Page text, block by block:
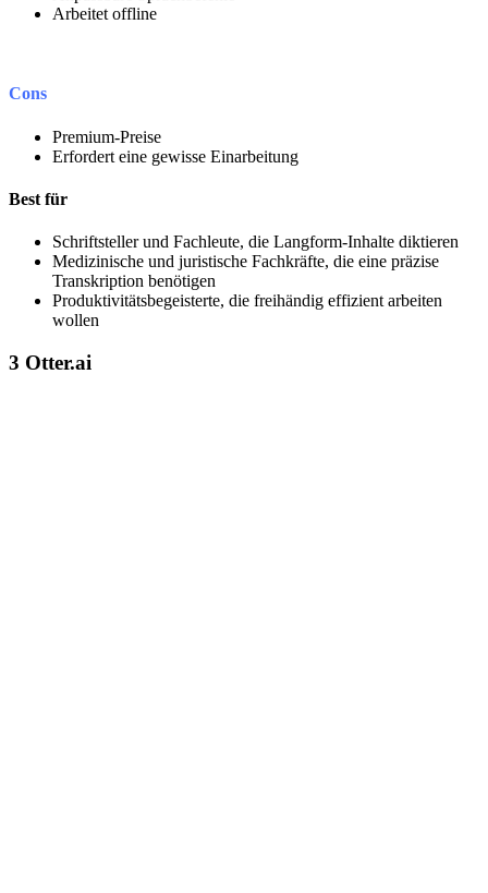
Arbeitet offline
Cons
Premium-Preise
Erfordert eine gewisse Einarbeitung
Best für
Schriftsteller und Fachleute, die Langform-Inhalte diktieren
Medizinische und juristische Fachkräfte, die eine präzise
Transkription benötigen
Produktivitätsbegeisterte, die freihändig effizient arbeiten
wollen
3 Otter.ai